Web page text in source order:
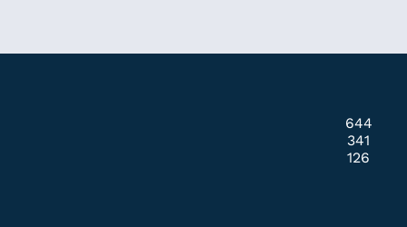
644
341
126